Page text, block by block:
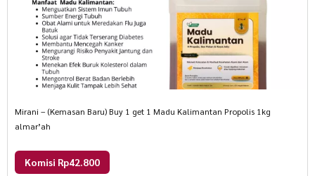
Mirani – (Kemasan Baru) Buy 1 get 1 Madu Kalimantan Propolis 1kg
almar’ah
Komisi Rp42.800